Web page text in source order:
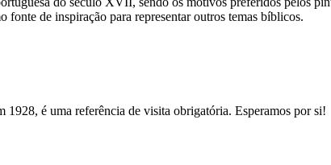
fonte de inspiração para representar outros temas bíblicos.
é uma referência de visita obrigatória. Esperamos por si!